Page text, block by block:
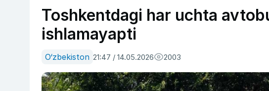
Toshkentdagi har uchta
ishlamayapti
O‘zbekiston 21:47 / 14.05.2026 2003